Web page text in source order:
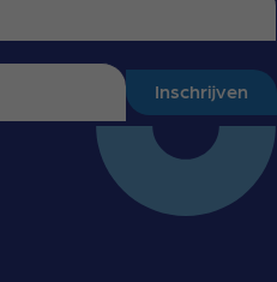
Inschrijven